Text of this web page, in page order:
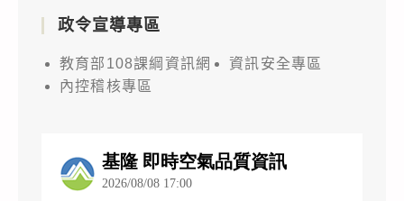
政令宣導專區
教育部108課綱資訊網
資訊安全專區
內控稽核專區